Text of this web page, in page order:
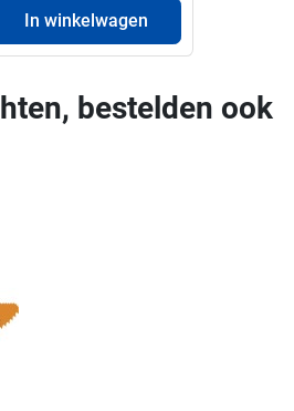
In winkelwagen
bestelden ook